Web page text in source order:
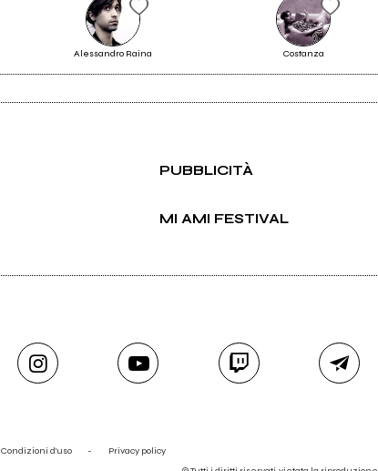
Richiedi la gestione
Alessandro Raina Costanza
PUBBLICITÀ
MI AMI FESTIVAL
Condizioni d'uso -
Privacy policy